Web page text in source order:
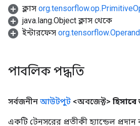
ক্লাস
java.lang.Object ক্লাস থেকে
ইন্টারফেস org.tensorflow.Operand
পাবলিক পদ্ধতি
সর্বজনীন আউটপুট <অবজেক্ট>
একটি টেনসরের প্রতীকী হ্যান্ডেল প্রদান